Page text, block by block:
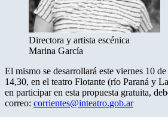
Directora y artista escénica
Marina García
El mismo se desarrollará este viernes 10
14,30, en el teatro Flotante (río Paraná y
en participar en esta propuesta gratuita,
correo: corrientes@inteatro.gob.ar